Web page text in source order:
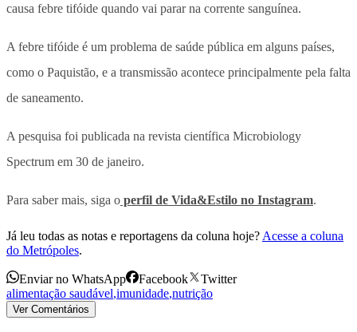
causa febre tifóide quando vai parar na corrente sanguínea.
A febre tifóide é um problema de saúde pública em alguns países,
como o Paquistão, e a transmissão acontece principalmente pela falta
de saneamento.
A pesquisa foi publicada na revista científica Microbiology
Spectrum em 30 de janeiro.
Para saber mais, siga o perfil de Vida&Estilo no Instagram.
Já leu todas as notas e reportagens da coluna hoje? Acesse a coluna
do Metrópoles.
Enviar no WhatsApp Facebook
Twitter
alimentação saudável,imunidade,nutrição
Ver Comentários